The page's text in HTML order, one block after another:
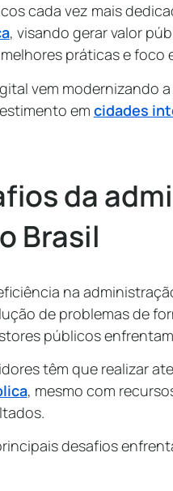
cada vez mais
, visando gerar valor
práticas e foco
vem modernizando
em cidades
da
Brasil
na
de problemas de
públicos
têm que realizar
, mesmo com
desafios